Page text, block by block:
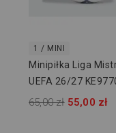
1 / MINI
Minipiłka Liga
UEFA 26/27
65,00 zł 55,00 zł